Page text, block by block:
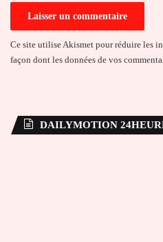
Ce site utilise Akismet pour réduire les
façon dont les données de vos
DAILYMOTION